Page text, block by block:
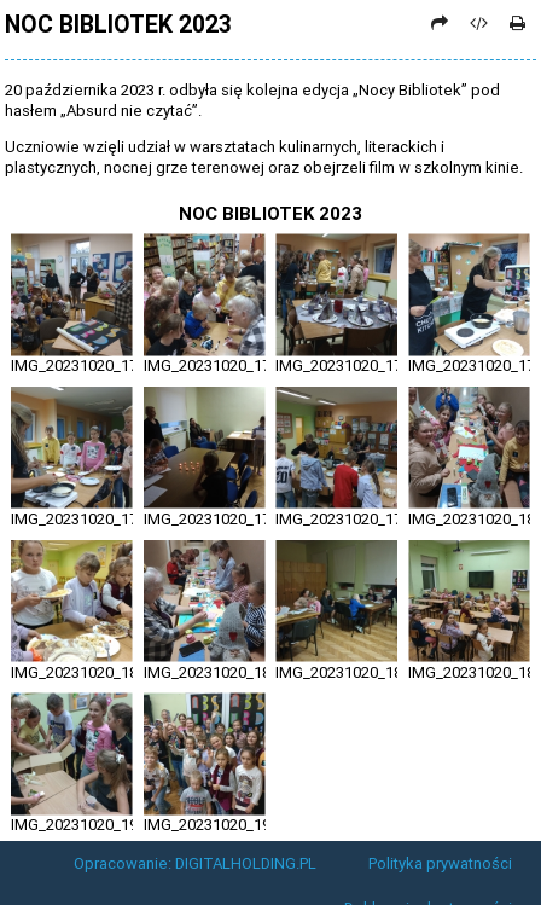
STOSOWANIE TECHNOLOGII TIK - TABLICA INTERAKTYWNA
NOC BIBLIOTEK 2023
20 października 2023 r. odbyła się kolejna edycja „Nocy Bibliotek” pod
hasłem „Absurd nie czytać”.
Uczniowie wzięli udział w warsztatach kulinarnych, literackich i
plastycznych, nocnej grze terenowej oraz obejrzeli film w szkolnym kinie.
NOC BIBLIOTEK 2023
IMG_20231020_171619081IMG_20231020_171911730IMG_20231020_173308794
IMG_20231020_173358247IMG_20231020_173623272IMG_20231020_175403501
IMG_20231020_182619607IMG_20231020_182803204IMG_20231020_182920600
IMG_20231020_193451117IMG_20231020_193705041
Opracowanie: DIGITALHOLDING.PL
Polityka prywatności